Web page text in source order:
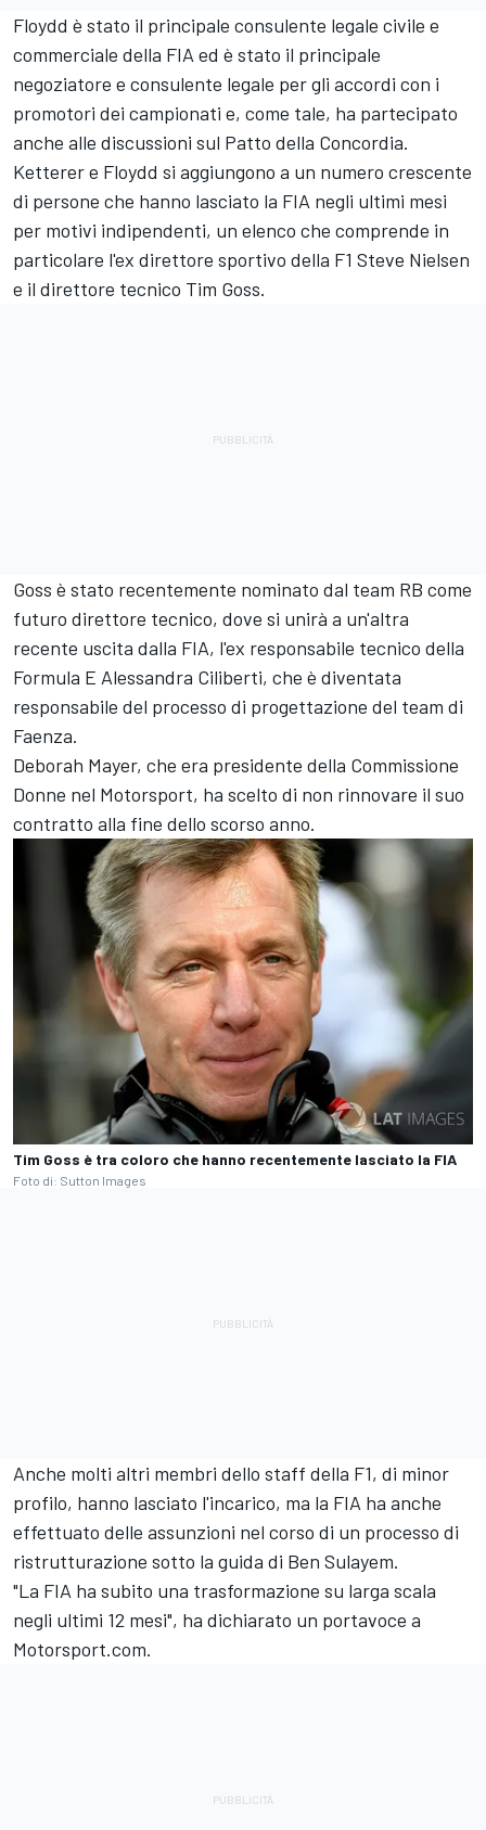
Floydd è stato il principale consulente legale civile e
commerciale della FIA ed è stato il principale
negoziatore e consulente legale per gli accordi con i
promotori dei campionati e, come tale, ha partecipato
anche alle discussioni sul Patto della Concordia.
Ketterer e Floydd si aggiungono a un numero crescente
di persone che hanno lasciato la FIA negli ultimi mesi
per motivi indipendenti, un elenco che comprende in
particolare l'ex direttore sportivo della F1 Steve Nielsen
e il direttore tecnico Tim Goss.
Goss è stato recentemente nominato dal team RB come
futuro direttore tecnico, dove si unirà a un'altra
recente uscita dalla FIA, l'ex responsabile tecnico della
Formula E Alessandra Ciliberti, che è diventata
responsabile del processo di progettazione del team di
Faenza.
Deborah Mayer, che era presidente della Commissione
Donne nel Motorsport, ha scelto di non rinnovare il suo
contratto alla fine dello scorso anno.
Tim Goss è tra coloro che hanno recentemente lasciato la FIA
Foto di: Sutton Images
Anche molti altri membri dello staff della F1, di minor
profilo, hanno lasciato l'incarico, ma la FIA ha anche
effettuato delle assunzioni nel corso di un processo di
ristrutturazione sotto la guida di Ben Sulayem.
"La FIA ha subito una trasformazione su larga scala
negli ultimi 12 mesi", ha dichiarato un portavoce a
Motorsport.com.